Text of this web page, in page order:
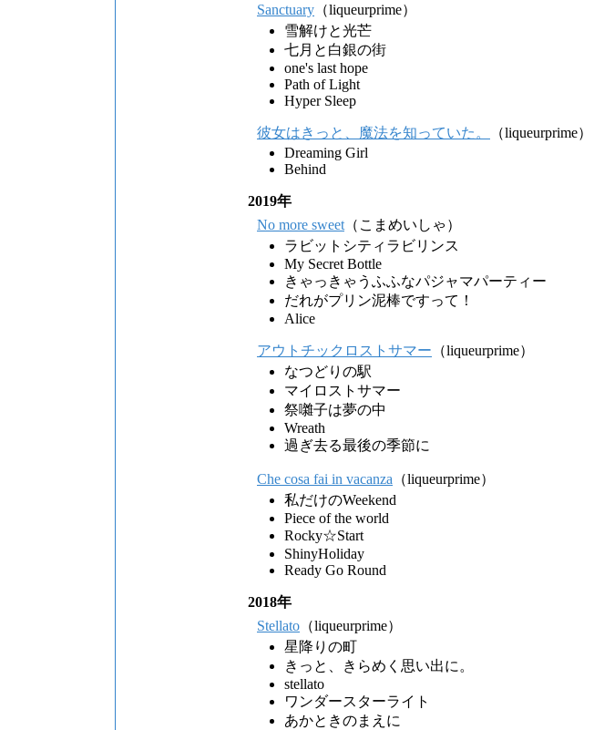
Sanctuary （liqueurprime）
雪解けと光芒
七月と白銀の街
one's last hope
Path of Light
Hyper Sleep
彼女はきっと、魔法を知っていた。
（liqueurprime）
Dreaming Girl
Behind
2019年
No more sweet （こまめいしゃ）
ラビットシティラビリンス
My Secret Bottle
きゃっきゃうふふなパジャマパーティー
だれがプリン泥棒ですって！
Alice
アウトチックロストサマー （liqueurprime）
なつどりの駅
マイロストサマー
祭囃子は夢の中
Wreath
過ぎ去る最後の季節に
Che cosa fai in vacanza （liqueurprime）
私だけのWeekend
Piece of the world
Rocky☆Start
ShinyHoliday
Ready Go Round
2018年
Stellato （liqueurprime）
星降りの町
きっと、きらめく思い出に。
stellato
ワンダースターライト
あかときのまえに